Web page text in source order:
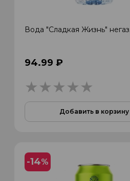
Вода "Сладкая Жизнь"
94.99 ₽
Добавить в корзину
-14%